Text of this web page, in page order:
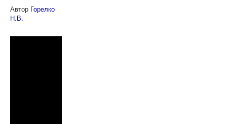
Автор Горелко
Н.В.